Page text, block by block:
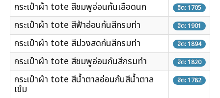
กระเป๋าผ้า tote สีชมพูอ่อนก้นเลือดนก ฮิต: 1705
กระเป๋าผ้า tote สีฟ้าอ่อนก้นสีกรมท่า ฮิต: 1901
กระเป๋าผ้า tote สีม่วงสดก้นสีกรมท่า ฮิต: 1894
กระเป๋าผ้า tote สีชมพูอ่อนก้นสีกรมท่า ฮิต: 1820
กระเป๋าผ้า tote สีน้ำตาลอ่อนก้นสีน้ำตาล
เข้ม
ฮิต: 1782